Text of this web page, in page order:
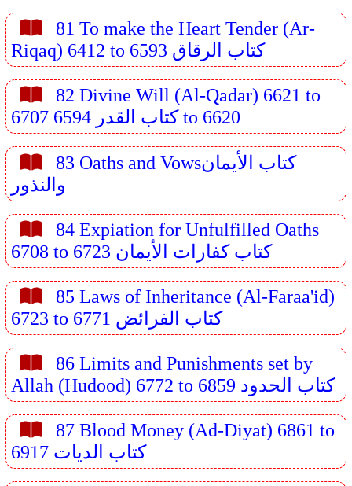
81 To make the Heart Tender (Ar-
Riqaq) 6412 to 6593 كتاب الرقاق
82 Divine Will (Al-Qadar) 6621 to
6707 كتاب القدر 6594 to 6620
83 Oaths and Vowsكتاب الأيمان
والنذور
84 Expiation for Unfulfilled Oaths
6708 to 6723 كتاب كفارات الأيمان
85 Laws of Inheritance (Al-Faraa'id)
6723 to 6771 كتاب الفرائض
86 Limits and Punishments set by
Allah (Hudood) 6772 to 6859 كتاب الحدود
87 Blood Money (Ad-Diyat) 6861 to
6917 كتاب الديات